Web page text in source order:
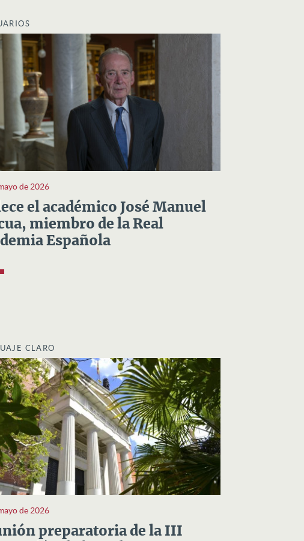
de 2026
el académico José Manuel
miembro de la Real
Española
CLARO
de 2026
preparatoria de la III